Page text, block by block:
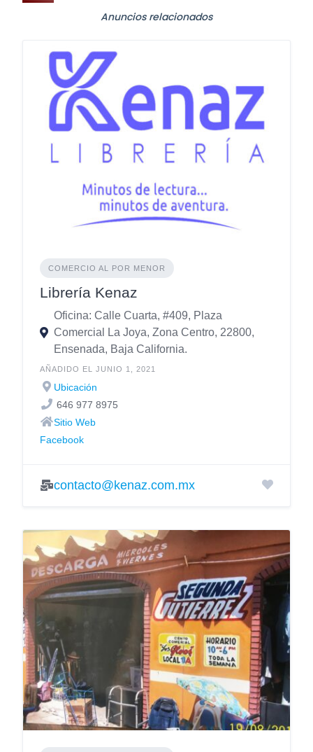
Anuncios relacionados
COMERCIO AL POR MENOR
Librería Kenaz
Oficina: Calle Cuarta, #409, Plaza
Comercial La Joya, Zona Centro, 22800,
Ensenada, Baja California.
AÑADIDO EL JUNIO 1, 2021
Ubicación
646 977 8975
Sitio Web
Facebook
contacto@kenaz.com.mx